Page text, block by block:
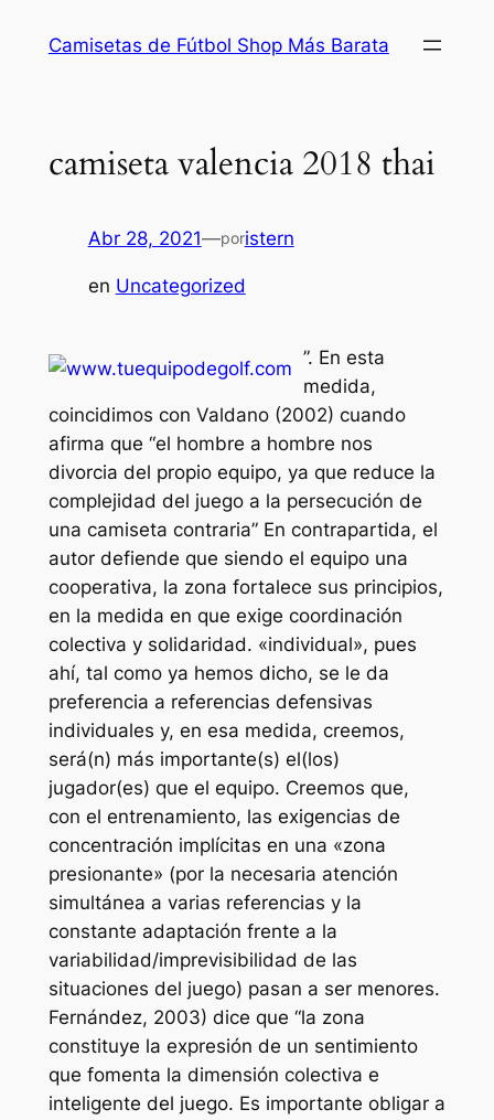
Camisetas de Fútbol Shop Más Barata
camiseta valencia 2018 thai
Abr 28, 2021—poristern
en Uncategorized
”. En esta
medida,
coincidimos con Valdano (2002) cuando
afirma que “el hombre a hombre nos
divorcia del propio equipo, ya que reduce la
complejidad del juego a la persecución de
una camiseta contraria” En contrapartida, el
autor defiende que siendo el equipo una
cooperativa, la zona fortalece sus principios,
en la medida en que exige coordinación
colectiva y solidaridad. «individual», pues
ahí, tal como ya hemos dicho, se le da
preferencia a referencias defensivas
individuales y, en esa medida, creemos,
será(n) más importante(s) el(los)
jugador(es) que el equipo. Creemos que,
con el entrenamiento, las exigencias de
concentración implícitas en una «zona
presionante» (por la necesaria atención
simultánea a varias referencias y la
constante adaptación frente a la
variabilidad/imprevisibilidad de las
situaciones del juego) pasan a ser menores.
Fernández, 2003) dice que “la zona
constituye la expresión de un sentimiento
que fomenta la dimensión colectiva e
inteligente del juego. Es importante obligar a